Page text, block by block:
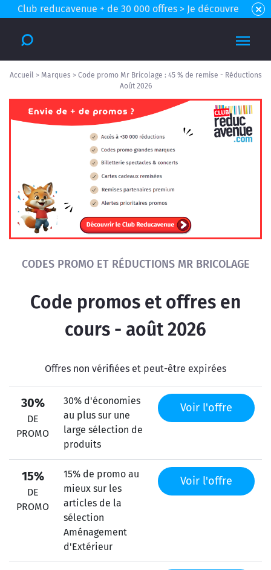
Club reducavenue + de 30 000 offres > Je découvre
Accueil > Marques > Code promo Mr Bricolage : 45 % de remise - Réductions
Août 2026
CODES PROMO ET RÉDUCTIONS MR BRICOLAGE
Code promos et offres en
cours - août 2026
Offres non vérifiées et peut-être expirées
30%
DE
PROMO
30% d'économies
au plus sur une
large sélection de
produits
Voir l'offre
15%
DE
PROMO
15% de promo au
mieux sur les
articles de la
sélection
Aménagement
d'Extérieur
Voir l'offre